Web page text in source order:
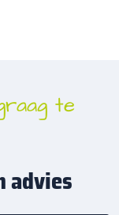
te
advies